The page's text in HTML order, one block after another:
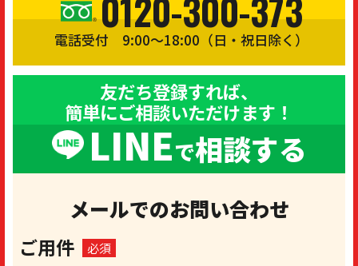
0120-300-373
電話受付 9:00〜18:00（日・祝日除く）
友だち登録すれば、
簡単にご相談いただけます！
LINEで相談する
メールでのお問い合わせ
ご用件 必須